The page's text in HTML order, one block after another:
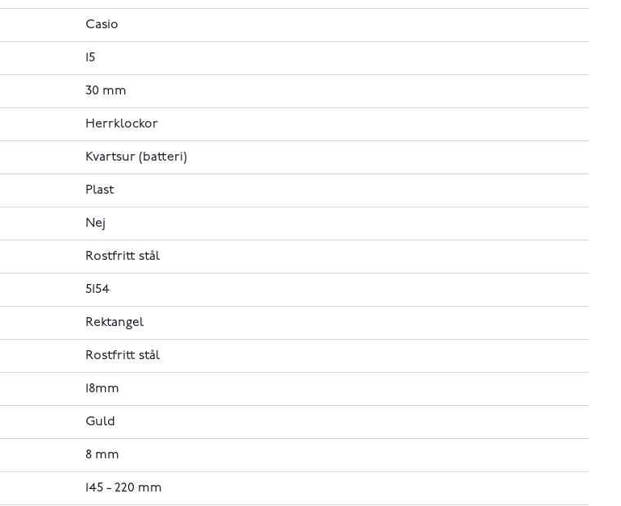
Casio
15
30 mm
Herrklockor
Kvartsur (batteri)
Plast
Nej
Rostfritt stål
5154
Rektangel
Rostfritt stål
18mm
Guld
8 mm
145 - 220 mm